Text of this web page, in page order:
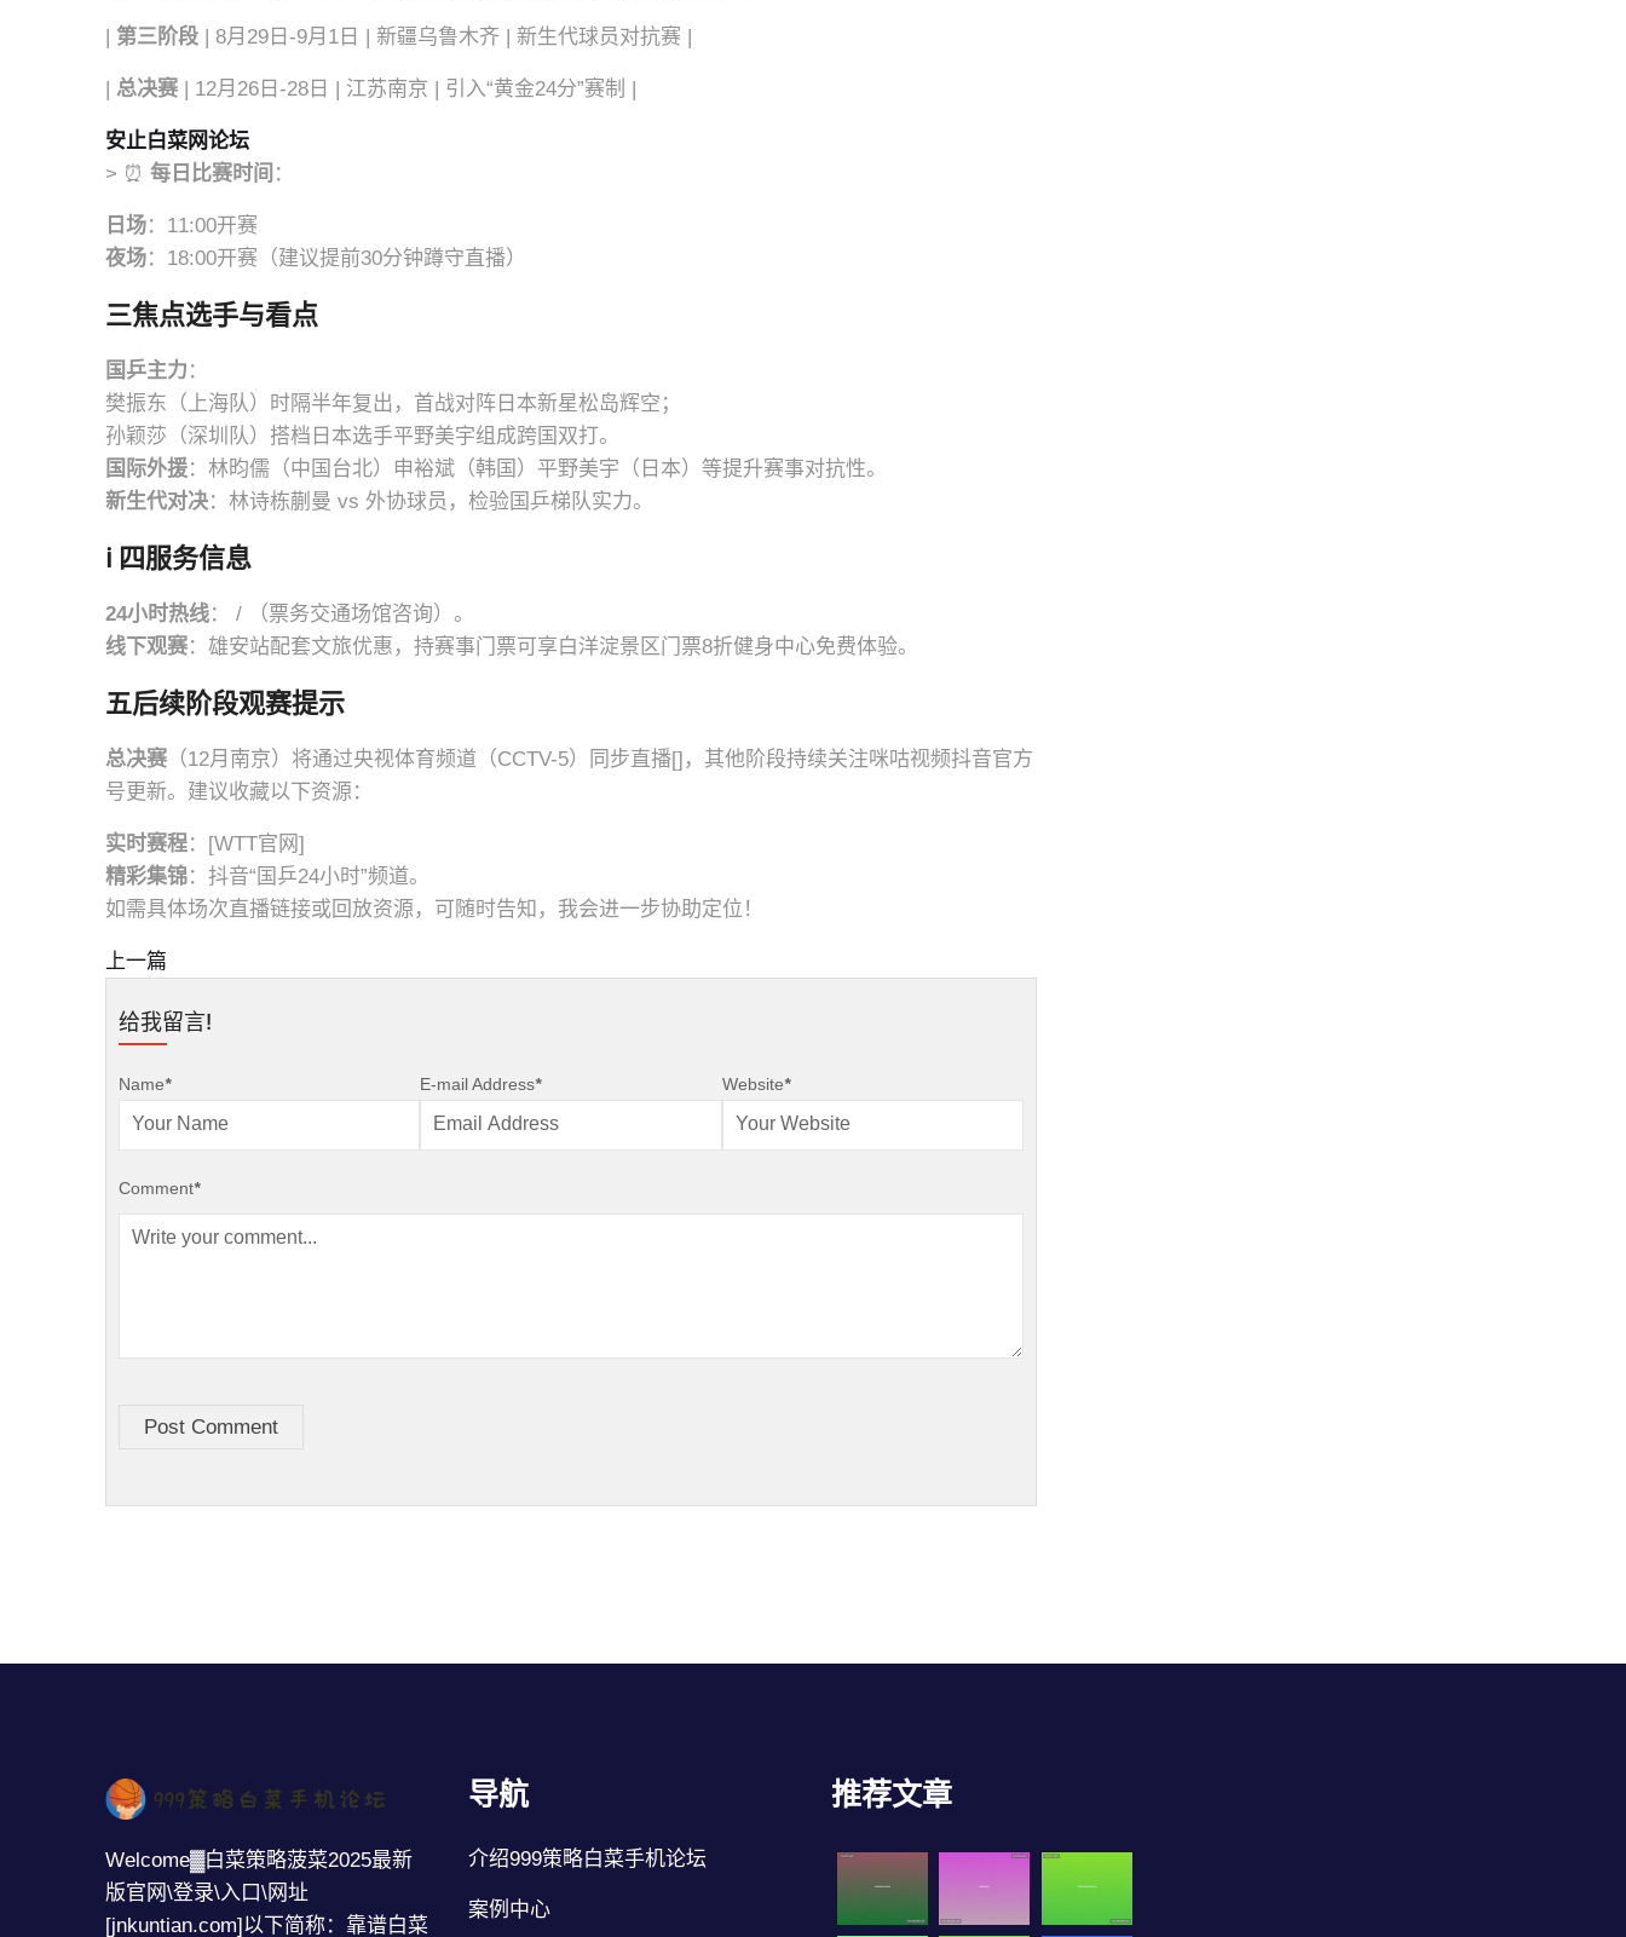
| 第三阶段 | 8月29日-9月1日 | 新疆乌鲁木齐 | 新生代球员对抗赛 |
| 总决赛 | 12月26日-28日 | 江苏南京 | 引入“黄金24分”赛制 |
安止白菜网论坛
> ⏰ 每日比赛时间 ：
日场：11:00开赛
夜场：18:00开赛（建议提前30分钟蹲守直播）
三焦点选手与看点
国乒主力 ：
樊振东（上海队）时隔半年复出，首战对阵日本新星松岛辉空；
孙颖莎（深圳队）搭档日本选手平野美宇组成跨国双打。
国际外援：林昀儒（中国台北）申裕斌（韩国）平野美宇（日本）等提升赛事对抗性。
新生代对决：林诗栋蒯曼 vs 外协球员，检验国乒梯队实力。
ℹ️ 四服务信息
24小时热线： / （票务交通场馆咨询）。
线下观赛：雄安站配套文旅优惠，持赛事门票可享白洋淀景区门票8折健身中心免费体验。
五后续阶段观赛提示
总决赛 （12月南京）将通过央视体育频道（CCTV-5）同步直播[]，其他阶段持续关注咪咕视频抖音官方
号更新。建议收藏以下资源：
实时赛程：[WTT官网]
精彩集锦：抖音“国乒24小时”频道。
如需具体场次直播链接或回放资源，可随时告知，我会进一步协助定位！
上一篇
给我留言!
Name* E-mail Address* Website*
Comment*
Post Comment
Welcome▓白菜策略菠菜2025最新
版官网\登录\入口\网址
[jnkuntian.com]以下简称：靠谱白菜
导航
介绍999策略白菜手机论坛
案例中心
推荐文章